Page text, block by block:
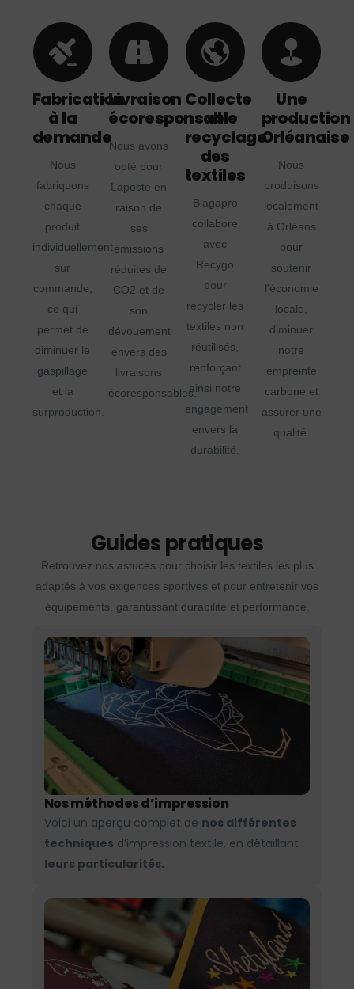
Fabrication
à la
demande
Nous
fabriquons
chaque
produit
individuellement
sur
commande,
ce qui
permet de
diminuer le
gaspillage
et la
surproduction.
Livraison
écoresponsable
Nous avons
opté pour
Laposte en
raison de
ses
émissions
réduites de
CO2 et de
son
dévouement
envers des
livraisons
écoresponsables.
Collecte
et
recyclage
des
textiles
Blagapro
collabore
avec
Recygo
pour
recycler les
textiles non
réutilisés,
renforçant
ainsi notre
engagement
envers la
durabilité.
Une
production
Orléanaise
Nous
produisons
localement
à Orléans
pour
soutenir
l'économie
locale,
diminuer
notre
empreinte
carbone et
assurer une
qualité.
Guides pratiques
Retrouvez nos astuces pour choisir les textiles les plus
adaptés à vos exigences sportives et pour entretenir vos
équipements, garantissant durabilité et performance.
Nos méthodes d’impression
Voici un aperçu complet de nos différentes
techniques d’impression textile, en détaillant
leurs particularités.